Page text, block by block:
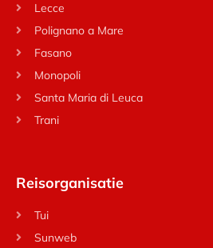
Lecce
Polignano a Mare
Fasano
Monopoli
Santa Maria di Leuca
Trani
Reisorganisatie
Tui
Sunweb